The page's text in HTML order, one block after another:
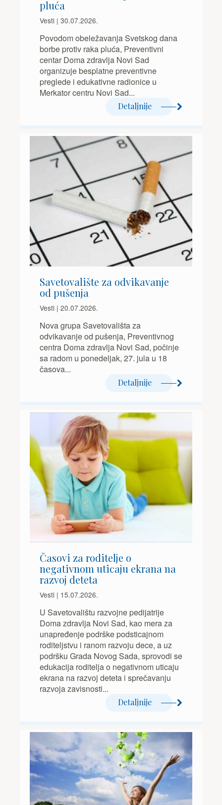
pluća
Vesti | 30.07.2026.
Povodom obeležavanja Svetskog dana
borbe protiv raka pluća, Preventivni
centar Doma zdravlja Novi Sad
organizuje besplatne preventivne
preglede i edukativne radionice u
Merkator centru Novi Sad...
Detaljnije
Savetovalište za odvikavanje
od pušenja
Vesti | 20.07.2026.
Nova grupa Savetovališta za
odvikavanje od pušenja, Preventivnog
centra Doma zdravlja Novi Sad, počinje
sa radom u ponedeljak, 27. jula u 18
časova...
Detaljnije
Časovi za roditelje o
negativnom uticaju ekrana na
razvoj deteta
Vesti | 15.07.2026.
U Savetovalištu razvojne pedijatrije
Doma zdravlja Novi Sad, kao mera za
unapređenje podrške podsticajnom
roditeljstvu i ranom razvoju dece, a uz
podršku Grada Novog Sada, sprovodi se
edukacija roditelja o negativnom uticaju
ekrana na razvoj deteta i sprečavanju
razvoja zavisnosti...
Detaljnije